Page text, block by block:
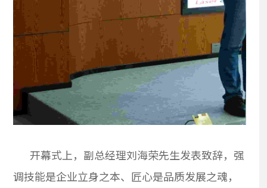
开幕式上，副总经理刘海荣先生发表致辞，强
调技能是企业立身之本、匠心是品质发展之魂，